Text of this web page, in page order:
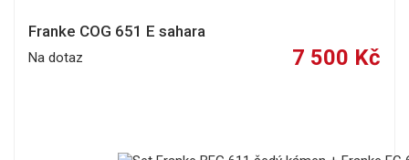
Franke COG 651 E sahara
Na dotaz 7 500 Kč